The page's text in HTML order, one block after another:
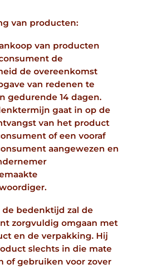
van producten:
van producten
de
de overeenkomst
van redenen te
gedurende 14 dagen.
gaat in op de
van het product
of een vooraf
aangewezen en
de bedenktijd zal de
zorgvuldig omgaan met
en de verpakking. Hij
slechts in die mate
of gebruiken voor zover